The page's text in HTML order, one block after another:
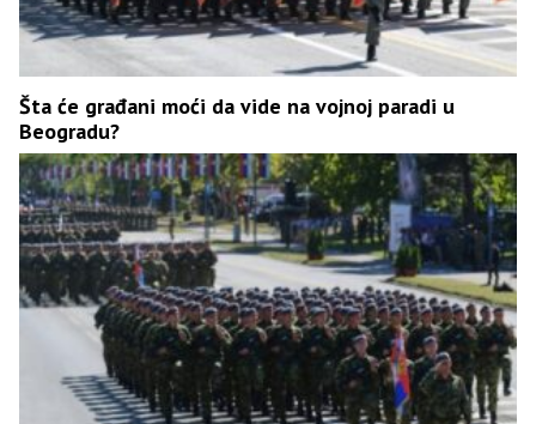
Šta će građani moći da vide na vojnoj paradi u
Beogradu?